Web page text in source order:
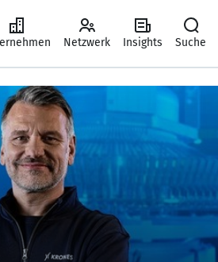
Netzwerk Insights Suche